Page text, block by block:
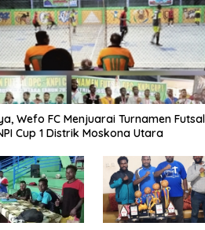
Wefo FC Menjuarai Turnamen Futsal
Cup 1 Distrik Moskona Utara